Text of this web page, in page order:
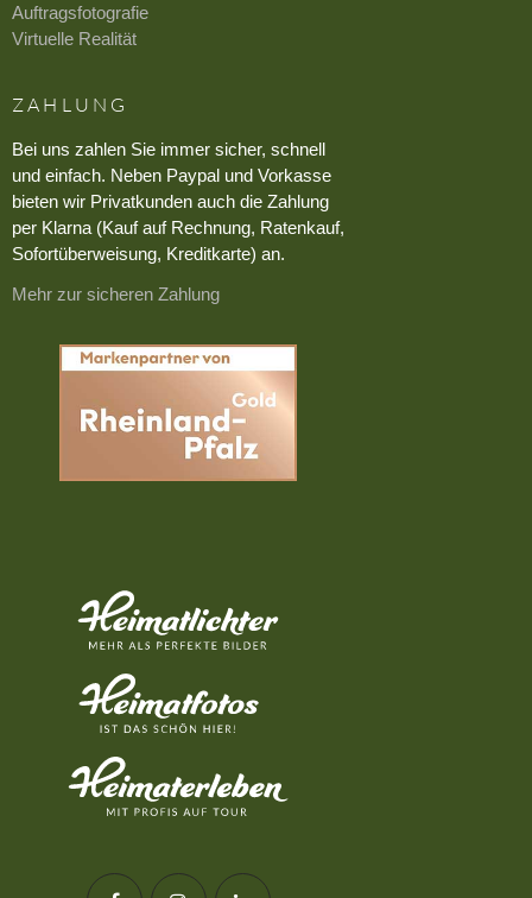
Auftragsfotografie
Virtuelle Realität
ZAHLUNG
Bei uns zahlen Sie immer sicher, schnell
und einfach. Neben Paypal und Vorkasse
bieten wir Privatkunden auch die Zahlung
per Klarna (Kauf auf Rechnung, Ratenkauf,
Sofortüberweisung, Kreditkarte) an.
Mehr zur sicheren Zahlung